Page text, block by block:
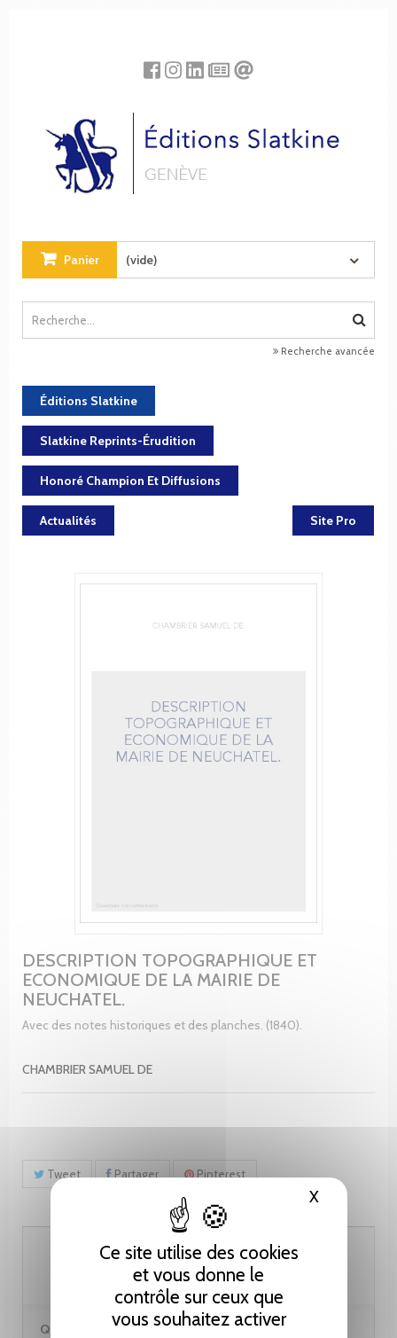
Ce site utilise des cookies
et vous donne le
contrôle sur ceux que
vous souhaitez activer
XMasquer
Panier (vide)
Recherche avancée
Éditions Slatkine
Slatkine Reprints-Érudition
Honoré Champion Et Diffusions
Actualités Site Pro
DESCRIPTION TOPOGRAPHIQUE ET
ECONOMIQUE DE LA MAIRIE DE
NEUCHATEL.
Avec des notes historiques et des planches. (1840).
CHAMBRIER SAMUEL DE
Tweet Partager Pinterest
90.00 CHF
Quantité :